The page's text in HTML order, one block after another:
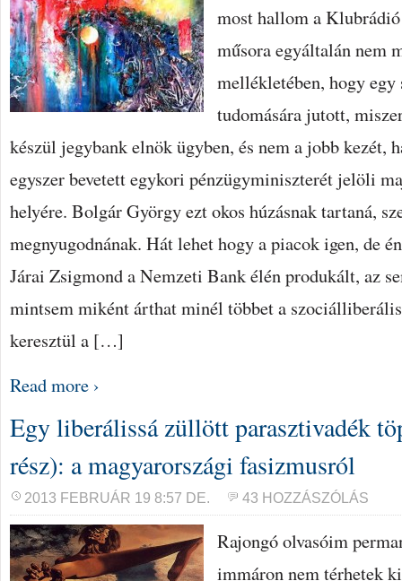
most hallom a
műsora egyáltalán nem
mellékletében, hogy
tudomására jutott,
készül jegybank elnök ügyben, és nem a jobb kezét,
egyszer bevetett egykori pénzügyminiszterét jelöli
helyére. Bolgár György ezt okos húzásnak tartaná,
megnyugodnának. Hát lehet hogy a piacok igen, de
Járai Zsigmond a Nemzeti Bank élén produkált, az
mintsem miként árthat minél többet a
keresztül a […]
Read more ›
Egy liberálissá züllött parasztivadék
rész): a magyarországi fasizmusról
2013 FEBRUÁR 19 8:57 DE. 43 HOZZÁSZÓLÁS
Rajongó olvasóim
immáron nem térhetek